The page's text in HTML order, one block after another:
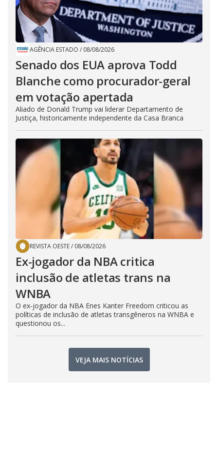
AGÊNCIA ESTADO / 08/08/2026
Senado dos EUA aprova Todd
Blanche como procurador-geral
em votação apertada
Aliado de Donald Trump vai liderar Departamento de
Justiça, historicamente independente da Casa Branca
REVISTA OESTE/ 08/08/2026
Ex-jogador da NBA critica
inclusão de atletas trans na
WNBA
O ex-jogador da NBA Enes Kanter Freedom criticou as
políticas de inclusão de atletas transgêneros na WNBA e
questionou os...
VEJA MAIS NOTÍCIAS